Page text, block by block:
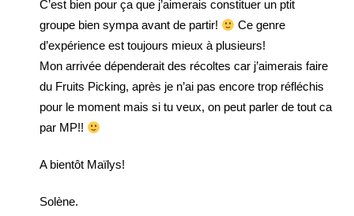
C’est bien pour ça que j’aimerais constituer un ptit
groupe bien sympa avant de partir!
Ce genre
d’expérience est toujours mieux à plusieurs!
Mon arrivée dépenderait des récoltes car j’aimerais faire
du Fruits Picking, après je n’ai pas encore trop réfléchis
pour le moment mais si tu veux, on peut parler de tout ca
par MP!!
A bientôt Maïlys!
Solène.